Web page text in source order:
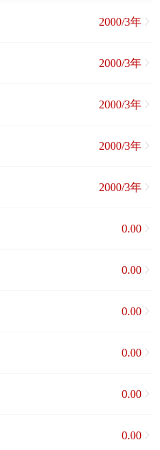
2000/3年
2000/3年
2000/3年
2000/3年
2000/3年
0.00
0.00
0.00
0.00
0.00
0.00